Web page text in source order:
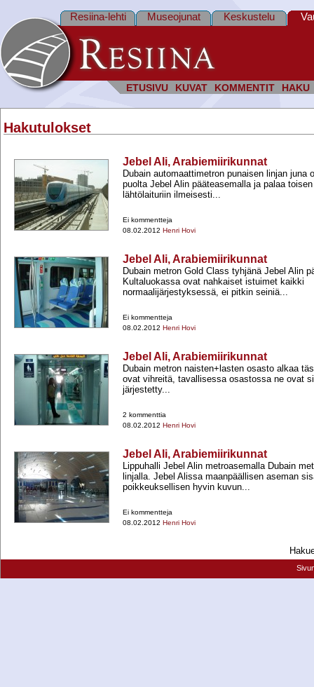
ETUSIVU KUVAT KOMMENTIT HAKU
Resiina-lehti Museojunat Keskustelu
Hakutulokset
Jebel Ali, Arabiemiirikunnat
Dubain automaattimetron punaisen linjan juna
puolta Jebel Alin pääteasemalla ja palaa
lähtölaituriin ilmeisesti...
Ei kommentteja
08.02.2012 Henri Hovi
Jebel Ali, Arabiemiirikunnat
Dubain metron Gold Class tyhjänä Jebel Alin
Kultaluokassa ovat nahkaiset istuimet kaikki
normaalijärjestyksessä, ei pitkin seiniä...
Ei kommentteja
08.02.2012 Henri Hovi
Jebel Ali, Arabiemiirikunnat
Dubain metron naisten+​lasten osasto alkaa
ovat vihreitä, tavallisessa osastossa ne ovat
järjestetty...
2 kommenttia
08.02.2012 Henri Hovi
Jebel Ali, Arabiemiirikunnat
Lippuhalli Jebel Alin metroasemalla Dubain
linjalla. Jebel Alissa maanpäällisen aseman
poikkeuksellisen hyvin kuvun...
Ei kommentteja
08.02.2012 Henri Hovi